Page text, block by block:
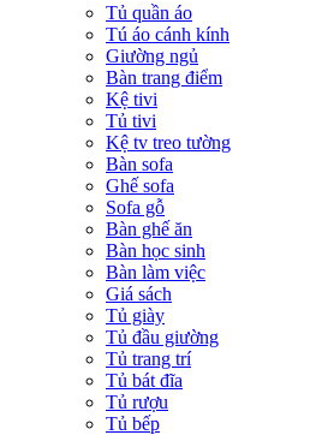
Tủ quần áo
Tú áo cánh kính
Giường ngủ
Bàn trang điểm
Kệ tivi
Tủ tivi
Kệ tv treo tường
Bàn sofa
Ghế sofa
Sofa gỗ
Bàn ghế ăn
Bàn học sinh
Bàn làm việc
Giá sách
Tủ giày
Tủ đầu giường
Tủ trang trí
Tủ bát đĩa
Tủ rượu
Tủ bếp